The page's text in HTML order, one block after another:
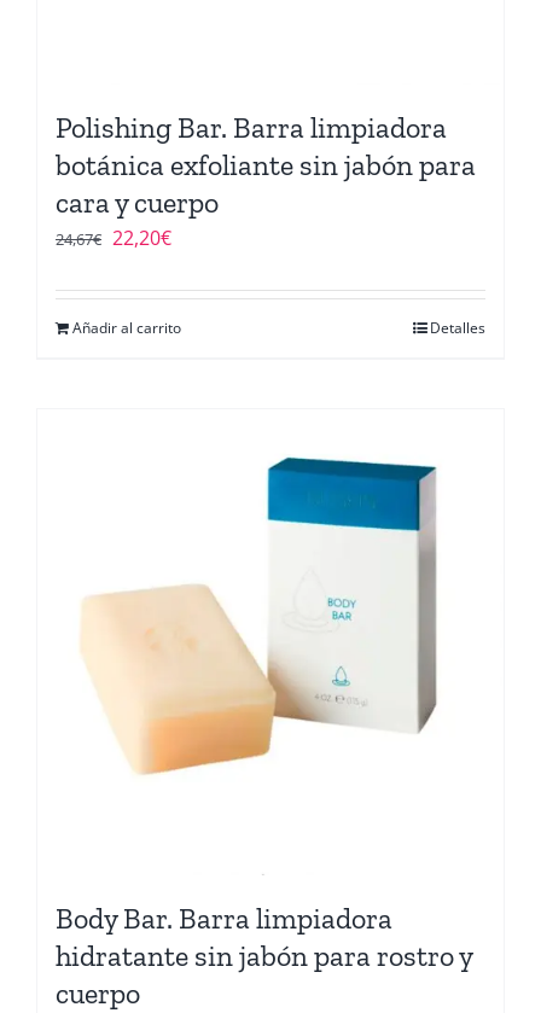
Polishing Bar. Barra limpiadora
botánica exfoliante sin jabón para
cara y cuerpo
24,67€ El
original
era:
22,20€El
actual
es:
Añadir al carrito Detalles
Body Bar. Barra limpiadora
hidratante sin jabón para rostro y
cuerpo